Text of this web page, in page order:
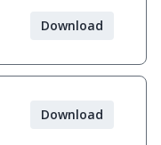
Download
Download